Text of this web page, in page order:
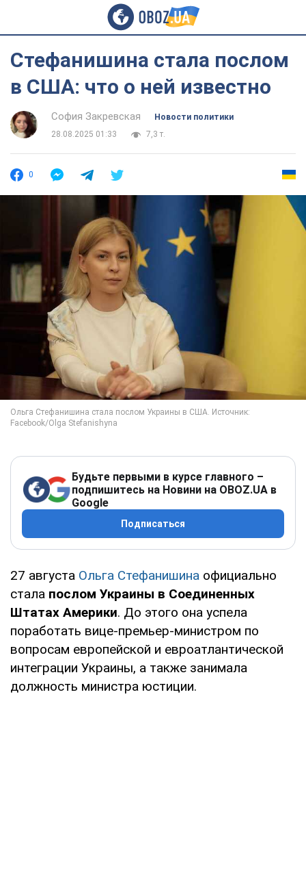
Стефанишина стала послом
в США: что о ней известно
София Закревская
Новости политики
28.08.2025 01:33
7,3 т.
0
Будьте первыми в курсе главного –
подпишитесь на Новини на OBOZ.UA в
Google
Подписаться
27 августа Ольга Стефанишина официально
стала послом Украины в Соединенных
Штатах Америки. До этого она успела
поработать вице-премьер-министром по
вопросам европейской и евроатлантической
интеграции Украины, а также занимала
должность министра юстиции.